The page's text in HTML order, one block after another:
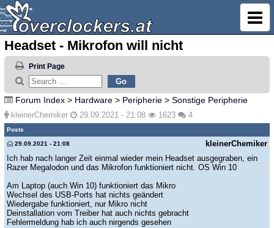
Headset - Mikrofon will nicht
Print Page
Forum Index > Hardware > Peripherie > Sonstige Peripherie
kleinerChemiker 29.09.2021 - 21:08 1623 4
Posts
kleinerChemiker
29.09.2021 - 21:08
Ich hab nach langer Zeit einmal wieder mein Headset ausgegraben, ein
Razer Megalodon und das Mikrofon funktioniert nicht. OS Win 10
Am Laptop (auch Win 10) funktioniert das Mikro
Wechsel des USB-Ports hat nichts geändert
Wiedergabe funktioniert, nur Mikro nicht
Deinstallation vom Treiber hat auch nichts gebracht
Fehlermeldung hab ich auch nirgends gesehen